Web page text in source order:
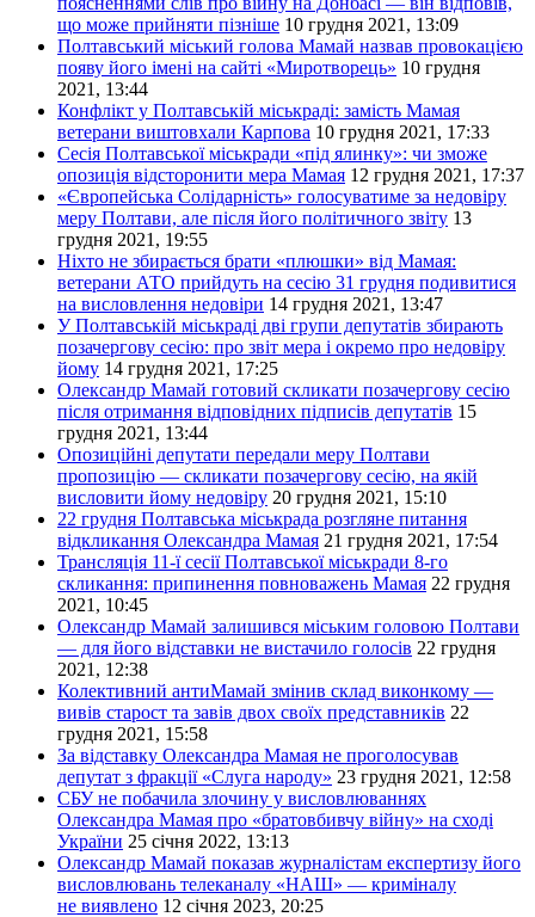
що може прийняти пізніше 10 грудня 2021, 13:09
Полтавський міський голова Мамай назвав провокацією
появу його імені на сайті «Миротворець» 10 грудня
2021, 13:44
Конфлікт у Полтавській міськраді: замість Мамая
ветерани виштовхали Карпова 10 грудня 2021, 17:33
Сесія Полтавської міськради «під ялинку»: чи зможе
опозиція відсторонити мера Мамая 12 грудня 2021, 17:37
«Європейська Солідарність» голосуватиме за недовіру
меру Полтави, але після його політичного звіту 13
грудня 2021, 19:55
Ніхто не збирається брати «плюшки» від Мамая:
ветерани АТО прийдуть на сесію 31 грудня подивитися
на висловлення недовіри 14 грудня 2021, 13:47
У Полтавській міськраді дві групи депутатів збирають
позачергову сесію: про звіт мера і окремо про недовіру
йому 14 грудня 2021, 17:25
Олександр Мамай готовий скликати позачергову сесію
після отримання відповідних підписів депутатів 15
грудня 2021, 13:44
Опозиційні депутати передали меру Полтави
пропозицію — скликати позачергову сесію, на якій
висловити йому недовіру 20 грудня 2021, 15:10
22 грудня Полтавська міськрада розгляне питання
відкликання Олександра Мамая 21 грудня 2021, 17:54
Трансляція 11-ї сесії Полтавської міськради 8-го
скликання: припинення повноважень Мамая 22 грудня
2021, 10:45
Олександр Мамай залишився міським головою Полтави
— для його відставки не вистачило голосів 22 грудня
2021, 12:38
Колективний антиМамай змінив склад виконкому —
вивів старост та завів двох своїх представників 22
грудня 2021, 15:58
За відставку Олександра Мамая не проголосував
депутат з фракції «Слуга народу» 23 грудня 2021, 12:58
СБУ не побачила злочину у висловлюваннях
Олександра Мамая про «братовбивчу війну» на сході
України 25 січня 2022, 13:13
Олександр Мамай показав журналістам експертизу його
висловлювань телеканалу «НАШ» — криміналу
не виявлено 12 січня 2023, 20:25